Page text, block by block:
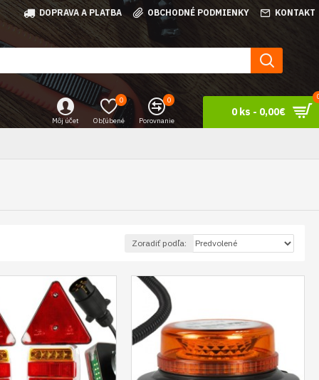
DOPRAVA A PLATBA OBCHODNÉ PODMIENKY KONTAKT
Môj účet Obľúbené
0
Porovnanie
0
0 ks - 0,00€
Zoradiť podľa: